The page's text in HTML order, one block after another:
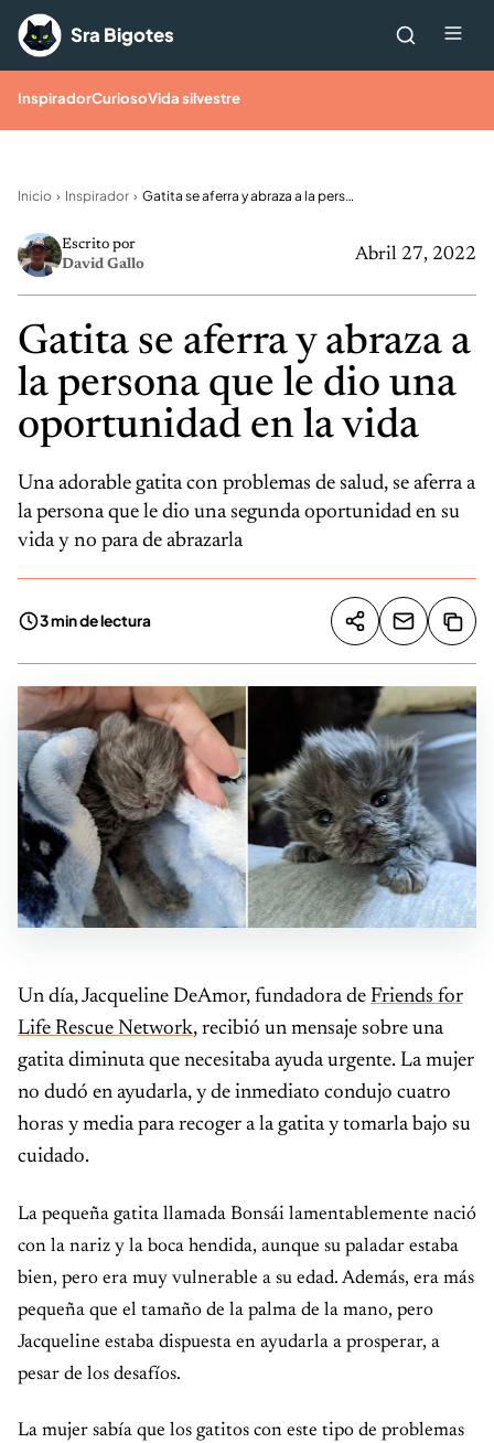
Saltar al contenido
Sra Bigotes
InspiradorCuriosoVida silvestre
Inicio Inspirador Gatita se aferra y abraza a la persona que le dio una oportunidad en la vida
Abril 27, 2022
Escrito por
David Gallo
Gatita se aferra y abraza a
la persona que le dio una
oportunidad en la vida
Una adorable gatita con problemas de salud, se aferra a
la persona que le dio una segunda oportunidad en su
vida y no para de abrazarla
3 min de lectura Compartir
Un día, Jacqueline DeAmor, fundadora de Friends for
Life Rescue Network, recibió un mensaje sobre una
gatita diminuta que necesitaba ayuda urgente. La mujer
no dudó en ayudarla, y de inmediato condujo cuatro
horas y media para recoger a la gatita y tomarla bajo su
cuidado.
La pequeña gatita llamada Bonsái lamentablemente nació
con la nariz y la boca hendida, aunque su paladar estaba
bien, pero era muy vulnerable a su edad. Además, era más
pequeña que el tamaño de la palma de la mano, pero
Jacqueline estaba dispuesta en ayudarla a prosperar, a
pesar de los desafíos.
La mujer sabía que los gatitos con este tipo de problemas